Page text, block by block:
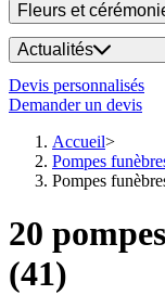
Fleurs et
Actualités
Devis personnalisés
Demander un devis
Accueil
Pompes
Pompes
20
(41)